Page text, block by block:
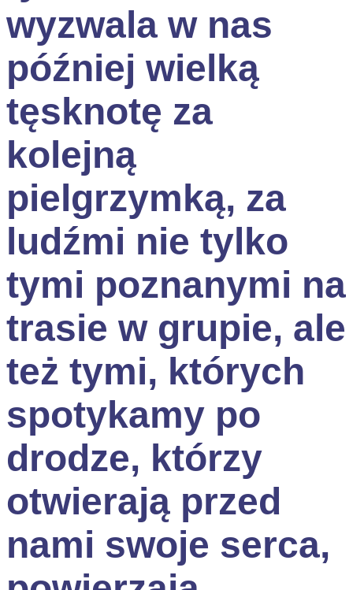
wyzwala w nas
później wielką
tęsknotę za
kolejną
pielgrzymką, za
ludźmi nie tylko
tymi poznanymi na
trasie w grupie, ale
też tymi, których
spotykamy po
drodze, którzy
otwierają przed
nami swoje serca,